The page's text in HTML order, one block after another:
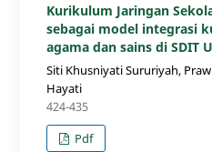
Kurikulum Jaringan
sebagai model integrasi
agama dan sains di SDIT
Siti Khusniyati Sururiyah,
Hayati
424-435
Pdf